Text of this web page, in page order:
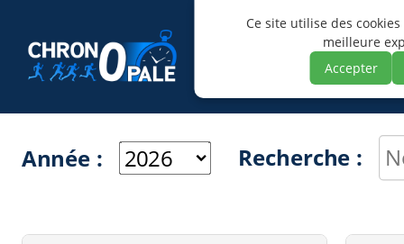
Ce site utilise des
meilleure
Accepter
Année : Recherche :